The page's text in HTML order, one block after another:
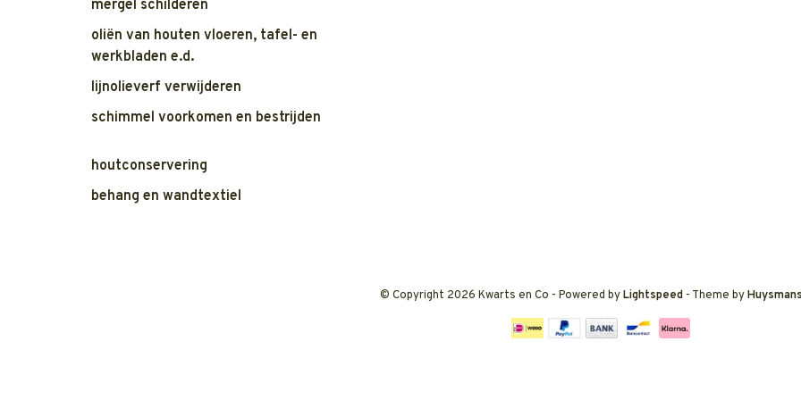
mergel schilderen
oliën van houten vloeren, tafel- en
werkbladen e.d.
lijnolieverf verwijderen
schimmel voorkomen en bestrijden
houtconservering
behang en wandtextiel
© Copyright 2026 Kwarts en Co - Powered byLightspeed- Theme by